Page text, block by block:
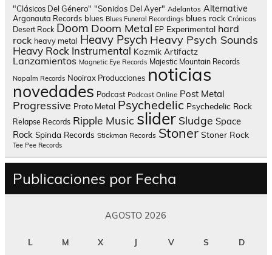
"Clásicos Del Género" "Sonidos Del Ayer" Adelantos Alternative
Argonauta Records blues Blues Funeral Recordings blues rock Crónicas
Desert Rock Doom Doom Metal EP Experimental hard
rock heavy metal Heavy Psych Heavy Psych Sounds
Heavy Rock Instrumental Kozmik Artifactz
Lanzamientos Magnetic Eye Records Majestic Mountain Records
Napalm Records Nooirax Producciones noticias
novedades Podcast Podcast Online Post Metal
Progressive Proto Metal Psychedelic Psychedelic Rock
Relapse Records Ripple Music slider Sludge Space
Rock Spinda Records Stickman Records Stoner Stoner Rock
Tee Pee Records
Publicaciones por Fecha
AGOSTO 2026
L M X J V S D